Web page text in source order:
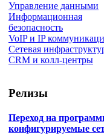
Управление данными
Информационная
безопасность
VoIP и IP
Сетевая
CRM и колл-центры
Релизы
Переход на
конфигурируемые